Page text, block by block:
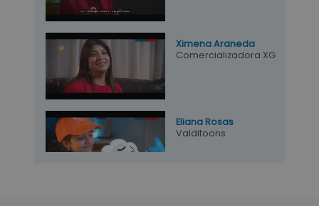
Ximena Araneda
Comercializadora XG
Eliana Rosas
Valditoons